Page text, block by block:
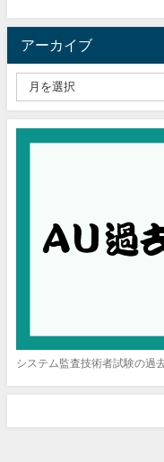
アーカイブ
システム監査技術者試験の過